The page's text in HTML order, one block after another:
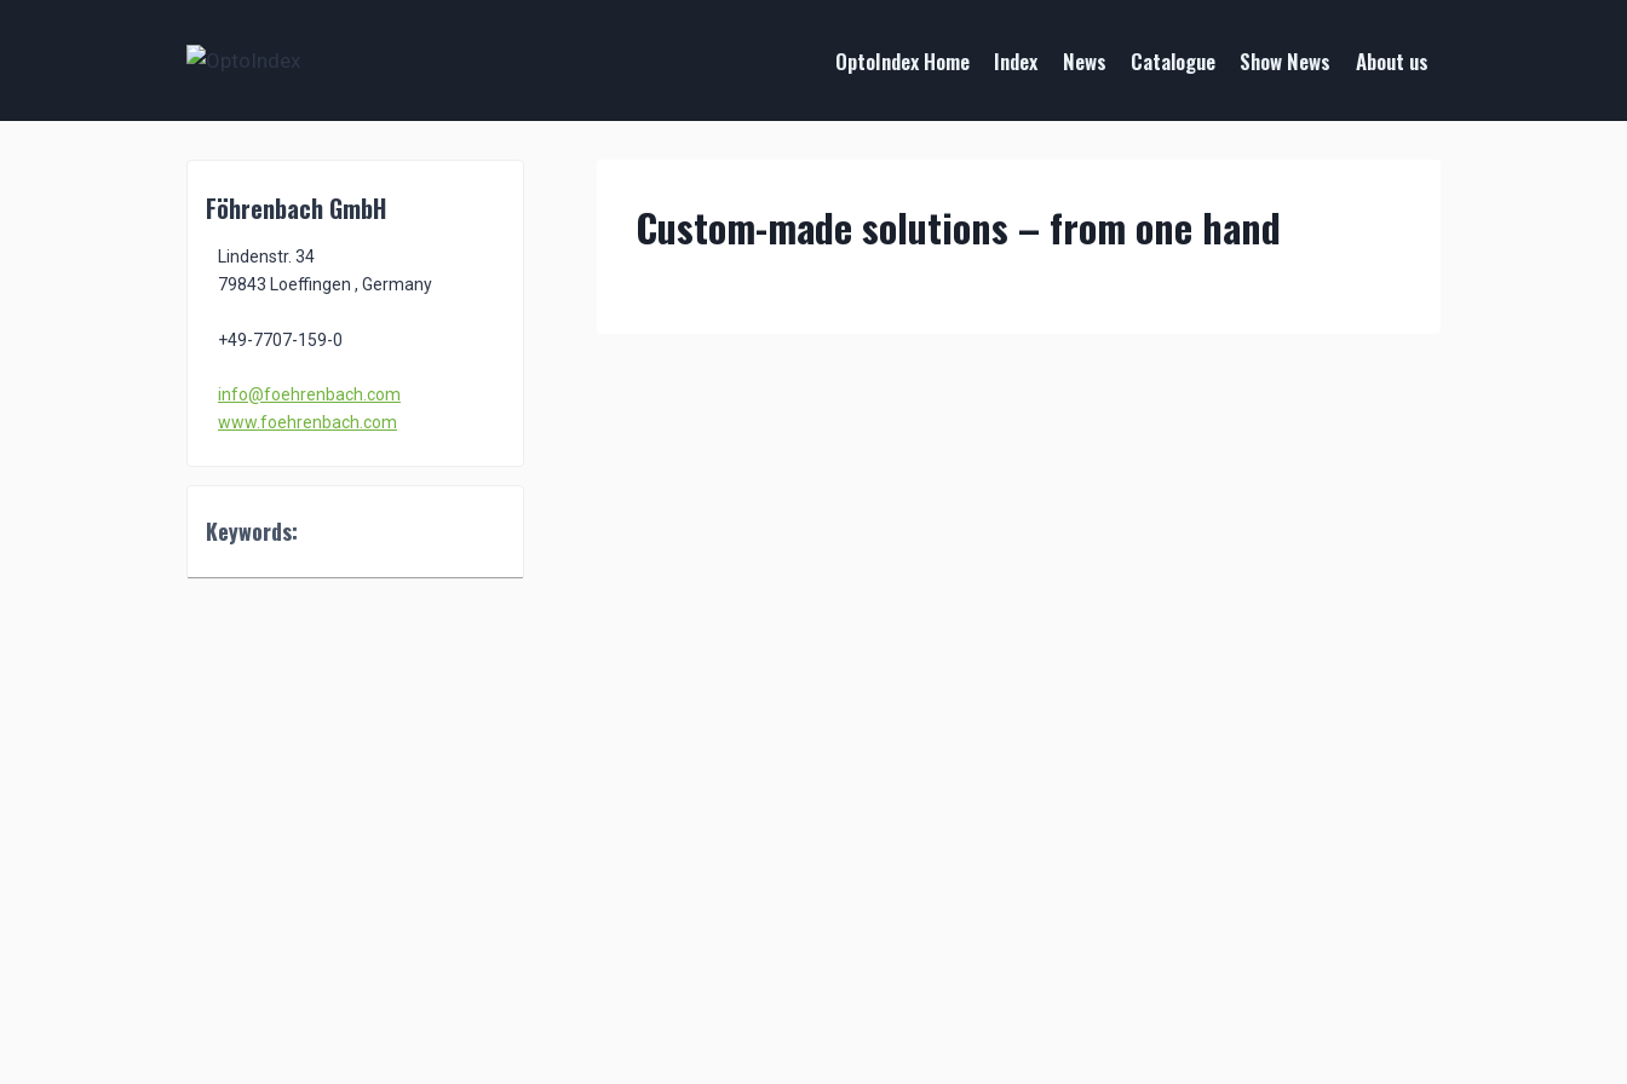
OptoIndex Home Index News Catalogue Show News About us
Custom-made solutions – from one hand
Föhrenbach GmbH
Lindenstr. 34
79843 Loeffingen , Germany
+49-7707-159-0
info@foehrenbach.com
www.foehrenbach.com
Keywords: